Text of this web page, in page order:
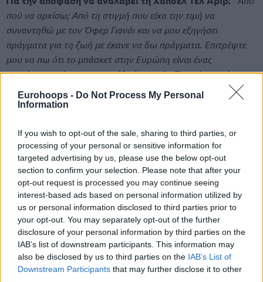
Eurohoops - Do Not Process My Personal
Information
If you wish to opt-out of the sale, sharing to third parties, or
processing of your personal or sensitive information for
targeted advertising by us, please use the below opt-out
section to confirm your selection. Please note that after your
opt-out request is processed you may continue seeing
interest-based ads based on personal information utilized by
us or personal information disclosed to third parties prior to
your opt-out. You may separately opt-out of the further
disclosure of your personal information by third parties on the
IAB’s list of downstream participants. This information may
also be disclosed by us to third parties on the IAB’s List of
Downstream Participants that may further disclose it to other
πού να αρχίσω; Από τη στιγμή που είχα την τιμή να
συναντηθώ με τον Όφερ Γιανάι και να μου εξηγήσει
πράγματα για τη ζωή με έκανε να δω πράγματα. Επιτρέψτε
μου να πω ότι το μπάσκετ στην Ευρώπη είναι ένας
κοιμώμενος γίγαντας σε πολλούς τομείς. Το μπάσκετ είναι το
πιο ενθουσιώδες σπορ. Ο κόσμος και οι φίλαθλοι νομίζουν
ότι γίνονται πράγματα σε δευτερόλεπτα. Εμείς δεν
Ευρώπη, στο Ισραήλ, στο εξωτερικό. Βάλαμε πολλά στο
τραπέζι.